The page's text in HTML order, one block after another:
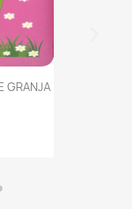
GRANJA